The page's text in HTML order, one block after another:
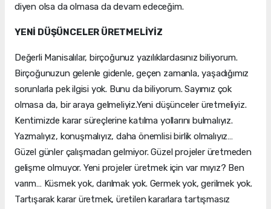
diyen olsa da olmasa da devam edeceğim.
YENİ DÜŞÜNCELER ÜRETMELİYİZ
Değerli Manisalılar, birçoğunuz yazılıklardasınız biliyorum.
Birçoğunuzun gelenle gidenle, geçen zamanla, yaşadığımız
sorunlarla pek ilgisi yok. Bunu da biliyorum. Sayımız çok
olmasa da, bir araya gelmeliyiz.Yeni düşünceler üretmeliyiz.
Kentimizde karar süreçlerine katılma yollarını bulmalıyız.
Yazmalıyız, konuşmalıyız, daha önemlisi birlik olmalıyız…
Güzel günler çalışmadan gelmiyor. Güzel projeler üretmeden
gelişme olmuyor. Yeni projeler üretmek için var mıyız? Ben
varım… Küsmek yok, darılmak yok. Germek yok, gerilmek yok.
Tartışarak karar üretmek, üretilen kararlara tartışmasız